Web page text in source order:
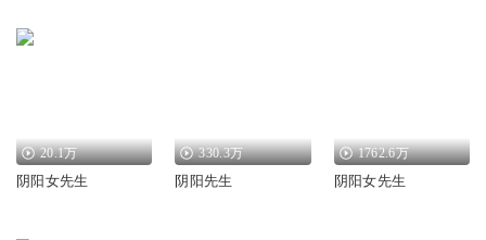
20.1万
阴阳女先生
330.3万
阴阳先生
1762.6万
阴阳女先生